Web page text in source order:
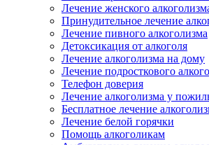
Лечение женского
Принудительное лечение
Лечение пивного алкоголизма
Детоксикация от алкоголя
Лечение алкоголизма на дому
Лечение подросткового
Телефон доверия
Лечение алкоголизма у
Бесплатное лечение
Лечение белой горячки
Помощь алкоголикам